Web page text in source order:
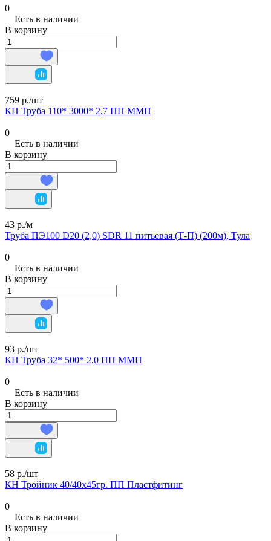
0
Есть в наличии
В корзину
759 р./шт
КН Труба 110* 3000* 2,7 ПП ММП
0
Есть в наличии
В корзину
43 р./м
Труба ПЭ100 D20 (2,0) SDR 11 питьевая (Т-П) (200м), Тула
0
Есть в наличии
В корзину
93 р./шт
КН Труба 32* 500* 2,0 ПП ММП
0
Есть в наличии
В корзину
58 р./шт
КН Тройник 40/40х45гр. ПП Пластфитинг
0
Есть в наличии
В корзину